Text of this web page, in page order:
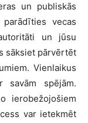
un publiskās
vecas
un jūsu
sāksiet pārvērtēt
Vienlaikus
savām spējām.
ierobežojošiem
var ietekmēt